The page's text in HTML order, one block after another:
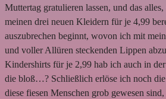
Muttertag gratulieren lassen, und das
meinen drei neuen Kleidern für je 4,99
auszubrechen beginnt, wovon ich mit
und voller Allüren steckenden Lippen
Kindershirts für je 2,99 hab ich auch in
die bloß…? Schließlich erlöse ich noch
diese fiesen Menschen grob gewesen